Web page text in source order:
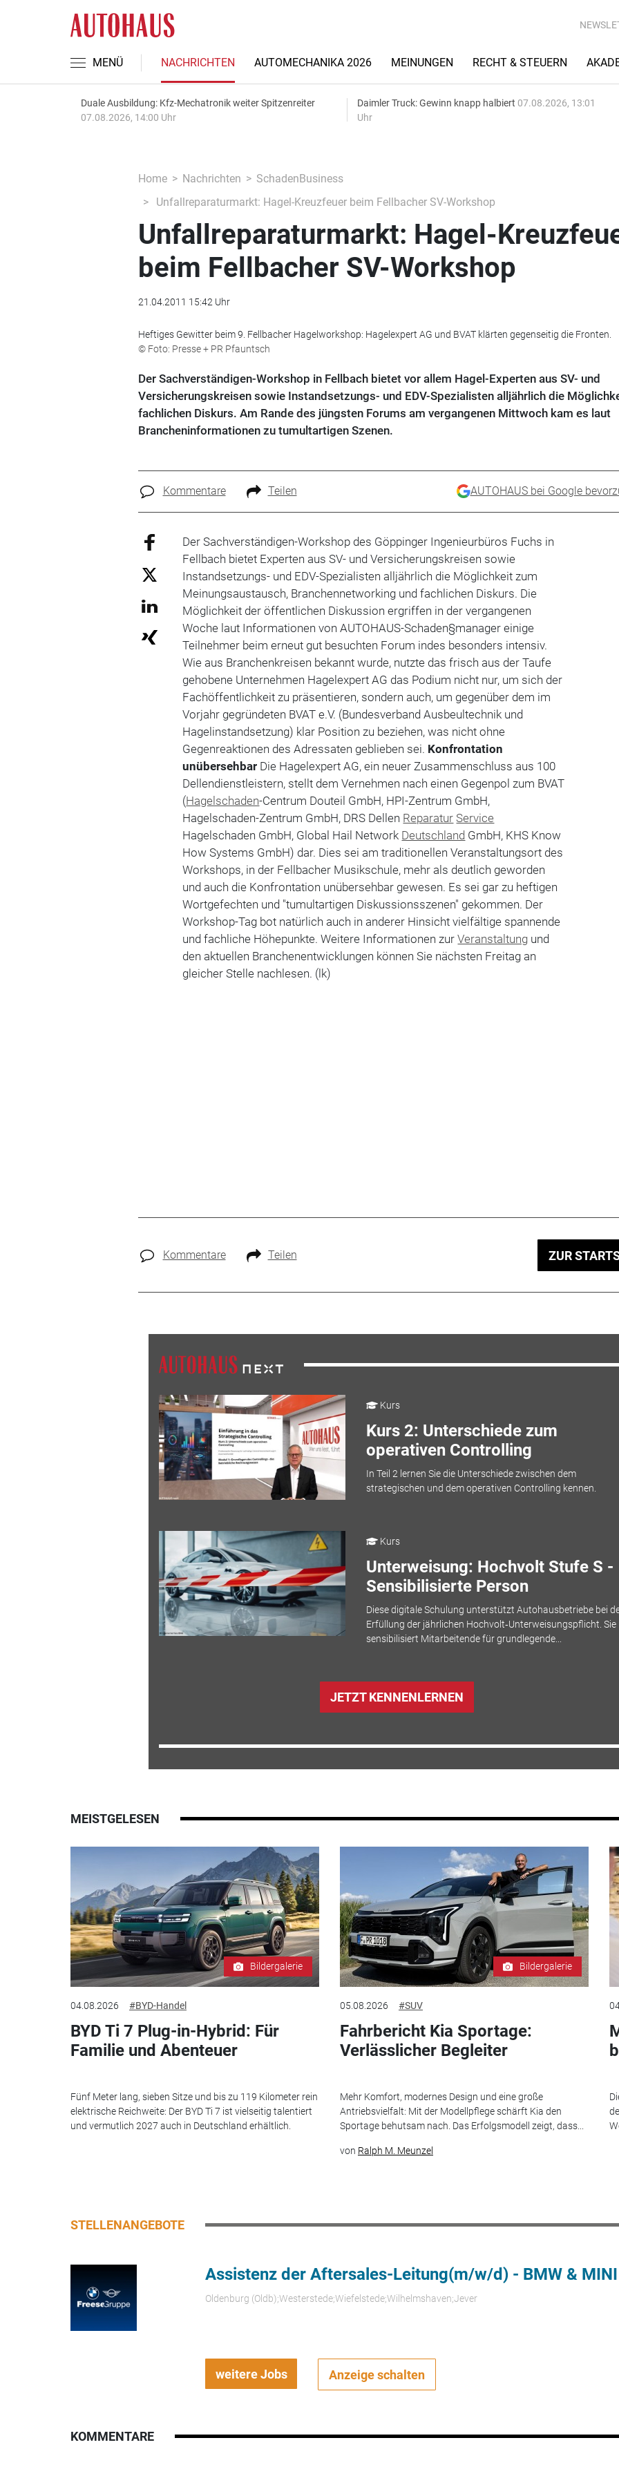
MENÜ NACHRICHTEN AUTOMECHANIKA 2026 MEINUNGEN RECHT & STEUERN
Duale Ausbildung: Kfz-Mechatronik weiter Spitzenreiter
07.08.2026, 14:00 Uhr
Daimler Truck: Gewinn knapp halbiert 07.08.2026, 13:01
Uhr
Home Nachrichten
SchadenBusiness
Unfallreparaturmarkt: Hagel-Kreuzfeuer beim Fellbacher SV-Workshop
Unfallreparaturmarkt: Hagel-
beim Fellbacher SV-Workshop
21.04.2011 15:42 Uhr
Heftiges Gewitter beim 9. Fellbacher Hagelworkshop: Hagelexpert AG und BVAT klärten gegenseitig die Fronten.
© Foto: Presse + PR Pfauntsch
Der Sachverständigen-Workshop in Fellbach bietet vor allem Hagel-Experten aus SV- und
Versicherungskreisen sowie Instandsetzungs- und EDV-Spezialisten alljährlich die
fachlichen Diskurs. Am Rande des jüngsten Forums am vergangenen Mittwoch kam es laut
Brancheninformationen zu tumultartigen Szenen.
Kommentare Teilen AUTOHAUS bei Google
Der Sachverständigen-Workshop des Göppinger Ingenieurbüros Fuchs in
Fellbach bietet Experten aus SV- und Versicherungskreisen sowie
Instandsetzungs- und EDV-Spezialisten alljährlich die Möglichkeit zum
Meinungsaustausch, Branchennetworking und fachlichen Diskurs. Die
Möglichkeit der öffentlichen Diskussion ergriffen in der vergangenen
Woche laut Informationen von AUTOHAUS-Schaden§manager einige
Teilnehmer beim erneut gut besuchten Forum indes besonders intensiv.
Wie aus Branchenkreisen bekannt wurde, nutzte das frisch aus der Taufe
gehobene Unternehmen Hagelexpert AG das Podium nicht nur, um sich der
Fachöffentlichkeit zu präsentieren, sondern auch, um gegenüber dem im
Vorjahr gegründeten BVAT e.V. (Bundesverband Ausbeultechnik und
Hagelinstandsetzung) klar Position zu beziehen, was nicht ohne
Gegenreaktionen des Adressaten geblieben sei. Konfrontation
unübersehbar Die Hagelexpert AG, ein neuer Zusammenschluss aus 100
Dellendienstleistern, stellt dem Vernehmen nach einen Gegenpol zum BVAT
(Hagelschaden-Centrum Douteil GmbH, HPI-Zentrum GmbH,
Hagelschaden-Zentrum GmbH, DRS Dellen Reparatur Service
Hagelschaden GmbH, Global Hail Network Deutschland GmbH, KHS Know
How Systems GmbH) dar. Dies sei am traditionellen Veranstaltungsort des
Workshops, in der Fellbacher Musikschule, mehr als deutlich geworden
und auch die Konfrontation unübersehbar gewesen. Es sei gar zu heftigen
Wortgefechten und "tumultartigen Diskussionsszenen" gekommen. Der
Workshop-Tag bot natürlich auch in anderer Hinsicht vielfältige spannende
und fachliche Höhepunkte. Weitere Informationen zurVeranstaltung und
den aktuellen Branchenentwicklungen können Sie nächsten Freitag an
gleicher Stelle nachlesen. (lk)
Kommentare Teilen ZUR
Kurs
Kurs 2: Unterschiede zum
operativen Controlling
In Teil 2 lernen Sie die Unterschiede zwischen dem
strategischen und dem operativen Controlling kennen.
Kurs
Unterweisung: Hochvolt Stufe S -
Sensibilisierte Person
Diese digitale Schulung unterstützt Autohausbetriebe bei
Erfüllung der jährlichen Hochvolt‑Unterweisungspflicht. Sie
sensibilisiert Mitarbeitende für grundlegende...
JETZT KENNENLERNEN
MEISTGELESEN
Bildergalerie
04.08.2026 #BYD-Handel
BYD Ti 7 Plug-in-Hybrid: Für
Familie und Abenteuer
Fünf Meter lang, sieben Sitze und bis zu 119 Kilometer rein
elektrische Reichweite: Der BYD Ti 7 ist vielseitig talentiert
und vermutlich 2027 auch in Deutschland erhältlich.
Bildergalerie
05.08.2026 #SUV
Fahrbericht Kia Sportage:
Verlässlicher Begleiter
Mehr Komfort, modernes Design und eine große
Antriebsvielfalt: Mit der Modellpflege schärft Kia den
Sportage behutsam nach. Das Erfolgsmodell zeigt, dass...
von Ralph M. Meunzel
STELLENANGEBOTE
Assistenz der Aftersales-Leitung(m/w/d) - BMW & MINI
Oldenburg (Oldb);Westerstede;Wiefelstede;Wilhelmshaven;Jever
weitere Jobs Anzeige schalten
KOMMENTARE